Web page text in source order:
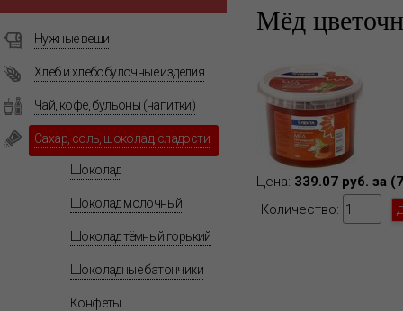
Нужные вещи
Хлеб и хлебобулочные изделия
Чай, кофе, бульоны (напитки)
Сахар, соль, шоколад, сладости
Шоколад
Шоколад молочный
Шоколад тёмный горький
Шоколадные батончики
Конфеты
Мёд
Цена: 339.07 руб. за
Количество: